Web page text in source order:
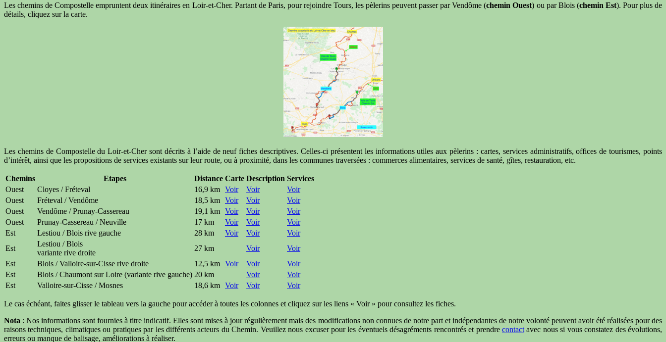
Les chemins de Compostelle empruntent deux itinéraires en Loir-et-Cher. Partant de Paris, pour rejoindre Tours, les pèlerins peuvent passer par Vendôme (chemin Ouest) ou par Blois (chemin Est). Pour plus de
détails, cliquez sur la carte.
Les chemins de Compostelle du Loir-et-Cher sont décrits à l’aide de neuf fiches descriptives. Celles-ci présentent les informations utiles aux pèlerins : cartes, services administratifs, offices de tourismes, points
d’intérêt, ainsi que les propositions de services existants sur leur route, ou à proximité, dans les communes traversées : commerces alimentaires, services de santé, gîtes, restauration, etc.
Chemins Etapes Distance Carte Description Services
Ouest
Cloyes / Fréteval 16,9 km Voir Voir
Voir
Ouest
Fréteval / Vendôme 18,5 km Voir Voir
Voir
Ouest
Vendôme / Prunay-Cassereau 19,1 km Voir Voir
Voir
Ouest
Prunay-Cassereau / Neuville 17 km Voir Voir
Voir
Est
Lestiou / Blois rive gauche 28 km Voir Voir
Voir
Est
Lestiou / Blois
variante rive droite
27 km Voir
Voir
Est
Blois / Valloire-sur-Cisse rive droite 12,5 km Voir Voir
Voir
Est
Blois / Chaumont sur Loire (variante rive gauche) 20 km Voir
Voir
Est
Valloire-sur-Cisse / Mosnes 18,6 km Voir Voir Voir
Le cas échéant, faites glisser le tableau vers la gauche pour accéder à toutes les colonnes et cliquez sur les liens « Voir » pour consultez les fiches.
Nota : Nos informations sont fournies à titre indicatif. Elles sont mises à jour régulièrement mais des modifications non connues de notre part et indépendantes de notre volonté peuvent avoir été réalisées pour des
raisons techniques, climatiques ou pratiques par les différents acteurs du Chemin. Veuillez nous excuser pour les éventuels désagréments rencontrés et prendre contact avec nous si vous constatez des évolutions,
erreurs ou manque de balisage, améliorations à réaliser.